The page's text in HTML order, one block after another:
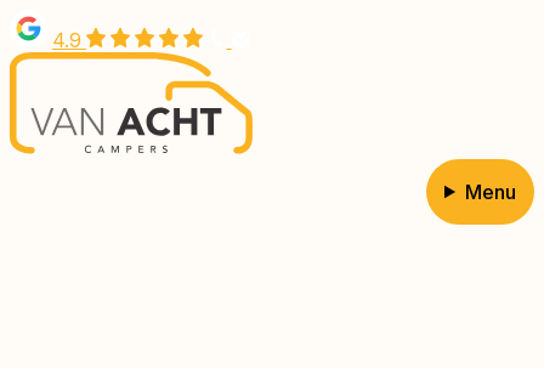
Overslaan
en
naar
inhoud
gaan
4.9
Menu